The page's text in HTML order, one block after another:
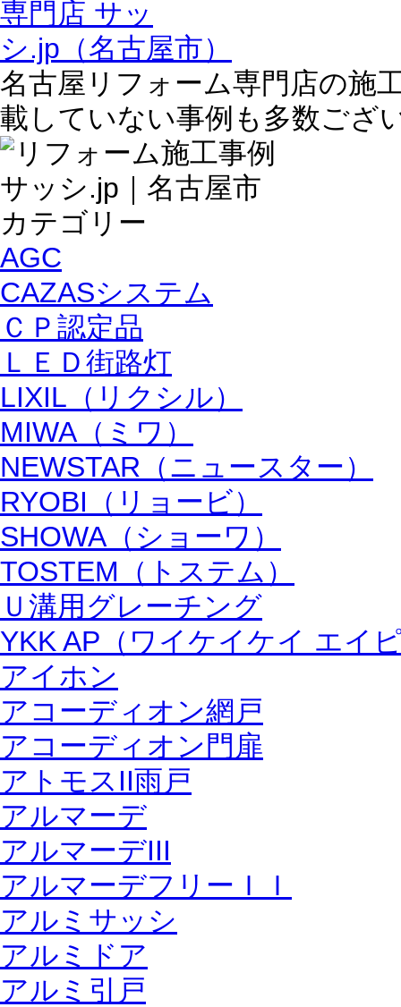
名古屋リフォーム専門店の施
載していない事例も多数ござ
AGC
CAZASシステム
ＣＰ認定品
ＬＥＤ街路灯
LIXIL（リクシル）
MIWA（ミワ）
NEWSTAR（ニュースター）
RYOBI（リョービ）
SHOWA（ショーワ）
TOSTEM（トステム）
Ｕ溝用グレーチング
YKK AP（ワイケイケイ エイ
アイホン
アコーディオン網戸
アコーディオン門扉
アトモスII雨戸
アルマーデ
アルマーデIII
アルマーデフリーＩＩ
アルミサッシ
アルミドア
アルミ引戸